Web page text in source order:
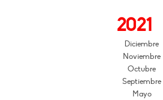
2021
Diciembre
Noviembre
Octubre
Septiembre
Mayo